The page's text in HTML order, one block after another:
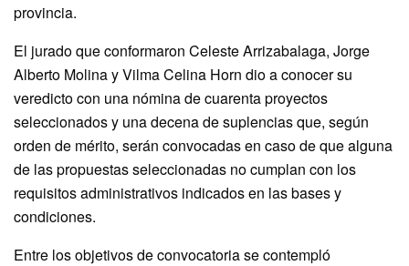
provincia.
El jurado que conformaron Celeste Arrizabalaga, Jorge
Alberto Molina y Vilma Celina Horn dio a conocer su
veredicto con una nómina de cuarenta proyectos
seleccionados y una decena de suplencias que, según
orden de mérito, serán convocadas en caso de que alguna
de las propuestas seleccionadas no cumplan con los
requisitos administrativos indicados en las bases y
condiciones.
Entre los objetivos de convocatoria se contempló